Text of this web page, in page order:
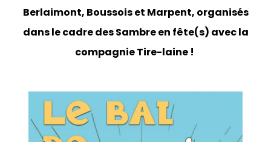
Berlaimont, Boussois et Marpent, organisés
dans le cadre des Sambre en fête(s) avec la
compagnie Tire-laine !